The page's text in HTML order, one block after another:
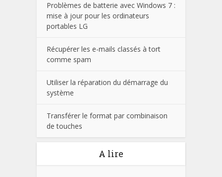
Problèmes de batterie avec Windows 7 :
mise à jour pour les ordinateurs
portables LG
Récupérer les e-mails classés à tort
comme spam
Utiliser la réparation du démarrage du
système
Transférer le format par combinaison
de touches
A lire